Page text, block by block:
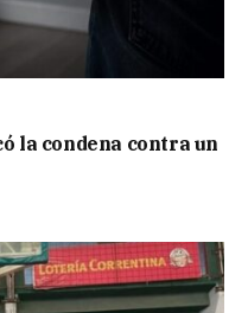
la condena contra un